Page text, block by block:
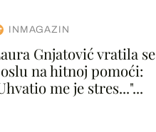
INMAGAZIN
Gnjatović vratila se
na hitnoj pomoći:
me je stres..."...